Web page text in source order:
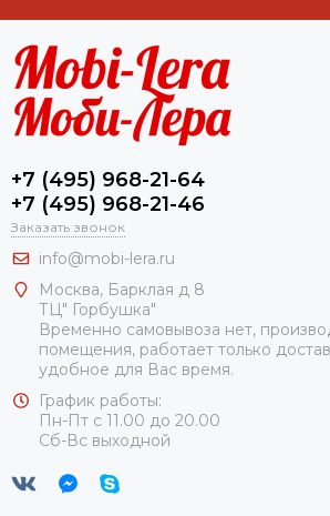
+7 (495) 968-21-64
+7 (495) 968-21-46
Заказать звонок
info@mobi-lera.ru
Москва, Барклая д 8
ТЦ" Горбушка"
Временно самовывоза нет,
помещения, работает только
удобное для Вас время.
График работы:
Пн-Пт с 11.00 до 20.00
Сб-Вс выходной